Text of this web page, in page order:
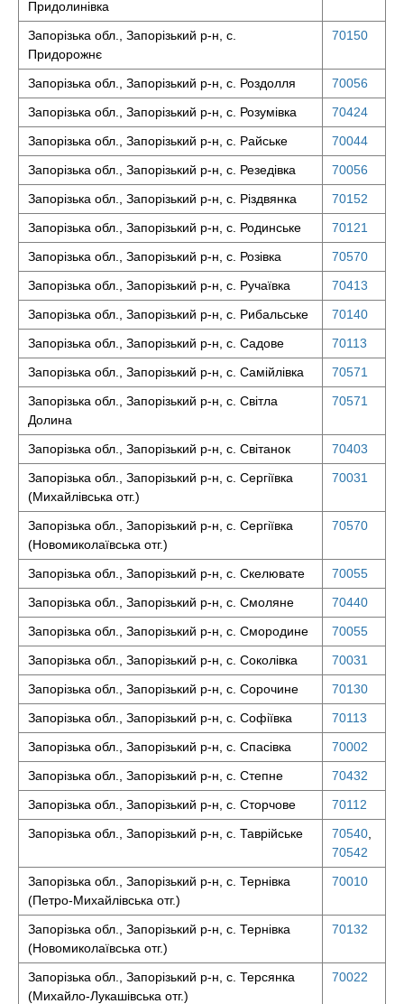
Придолинівка
Запорізька обл., Запорізький р-н, с.
Придорожнє
70150
Запорізька обл., Запорізький р-н, с. Роздолля
70056
Запорізька обл., Запорізький р-н, с. Розумівка
70424
Запорізька обл., Запорізький р-н, с. Райське
70044
Запорізька обл., Запорізький р-н, с. Резедівка
70056
Запорізька обл., Запорізький р-н, с. Різдвянка
70152
Запорізька обл., Запорізький р-н, с. Родинське
70121
Запорізька обл., Запорізький р-н, с. Розівка
70570
Запорізька обл., Запорізький р-н, с. Ручаївка
70413
Запорізька обл., Запорізький р-н, с. Рибальське
70140
Запорізька обл., Запорізький р-н, с. Садове
70113
Запорізька обл., Запорізький р-н, с. Самійлівка
70571
Запорізька обл., Запорізький р-н, с. Світла
Долина
70571
Запорізька обл., Запорізький р-н, с. Світанок
70403
Запорізька обл., Запорізький р-н, с. Сергіївка
(Михайлівська отг.)
70031
Запорізька обл., Запорізький р-н, с. Сергіївка
(Новомиколаївська отг.)
70570
Запорізька обл., Запорізький р-н, с. Скелювате
70055
Запорізька обл., Запорізький р-н, с. Смоляне
70440
Запорізька обл., Запорізький р-н, с. Смородине
70055
Запорізька обл., Запорізький р-н, с. Соколівка
70031
Запорізька обл., Запорізький р-н, с. Сорочине
70130
Запорізька обл., Запорізький р-н, с. Софіївка
70113
Запорізька обл., Запорізький р-н, с. Спасівка
70002
Запорізька обл., Запорізький р-н, с. Степне
70432
Запорізька обл., Запорізький р-н, с. Сторчове
70112
Запорізька обл., Запорізький р-н, с. Таврійське
70540
70542
Запорізька обл., Запорізький р-н, с. Тернівка
(Петро-Михайлівська отг.)
70010
Запорізька обл., Запорізький р-н, с. Тернівка
(Новомиколаївська отг.)
70132
Запорізька обл., Запорізький р-н, с. Терсянка
(Михайло-Лукашівська отг.)
70022